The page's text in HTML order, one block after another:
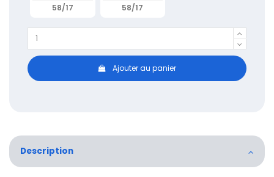
58/17 58/17
Ajouter au panier
Description